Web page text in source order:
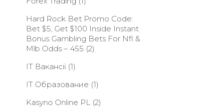
Hard Rock Bet Promo Code:
Bet $5, Get $100 Inside Instant
Bonus Gambling Bets For Nfl &
Mlb Odds – 455 (2)
IT Вакансії(1)
IT Образование (1)
Kasyno Online PL(2)